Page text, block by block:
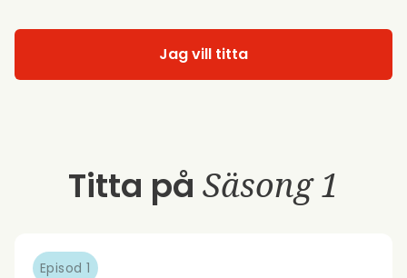
Jag vill titta
Titta på Säsong 1
Episod 1